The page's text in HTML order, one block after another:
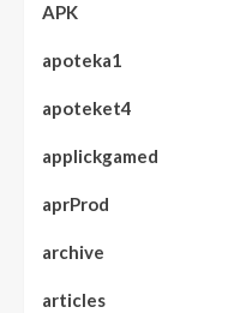
APK
apoteka1
apoteket4
applickgamed
aprProd
archive
articles